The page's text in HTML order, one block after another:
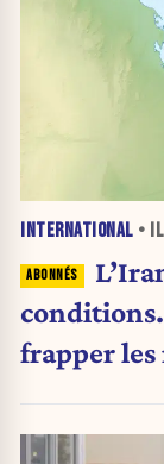
INTERNATIONAL •
frapper les